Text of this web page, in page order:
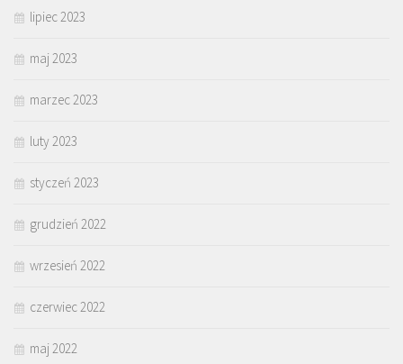
lipiec 2023
maj 2023
marzec 2023
luty 2023
styczeń 2023
grudzień 2022
wrzesień 2022
czerwiec 2022
maj 2022